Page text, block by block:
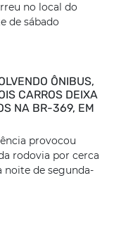
no local do
de sábado
ÔNIBUS,
CARROS DEIXA
NA BR-369, EM
provocou
rodovia por cerca
noite de segunda-